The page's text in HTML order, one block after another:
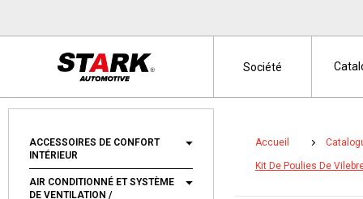
ACCESSOIRES DE CONFORT
INTÉRIEUR
AIR CONDITIONNÉ ET SYSTÈME
DE VENTILATION /
Accueil
Kit De Poulies De
Société